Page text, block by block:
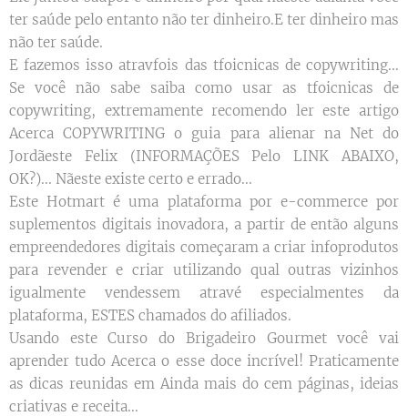
ter saúde pelo entanto não ter dinheiro.E ter dinheiro mas
não ter saúde.
E fazemos isso atravfois das tfoicnicas de copywriting...
Se você não sabe saiba como usar as tfoicnicas de
copywriting, extremamente recomendo ler este artigo
Acerca COPYWRITING o guia para alienar na Net do
Jordãeste Felix (INFORMAÇÕES Pelo LINK ABAIXO,
OK?)... Nãeste existe certo e errado...
Este Hotmart é uma plataforma por e-commerce por
suplementos digitais inovadora, a partir de então alguns
empreendedores digitais começaram a criar infoprodutos
para revender e criar utilizando qual outras vizinhos
igualmente vendessem atravé especialmentes da
plataforma, ESTES chamados do afiliados.
Usando este Curso do Brigadeiro Gourmet você vai
aprender tudo Acerca o esse doce incrível! Praticamente
as dicas reunidas em Ainda mais do cem páginas, ideias
criativas e receita...